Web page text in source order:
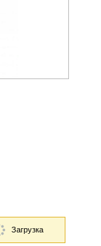
Загрузка